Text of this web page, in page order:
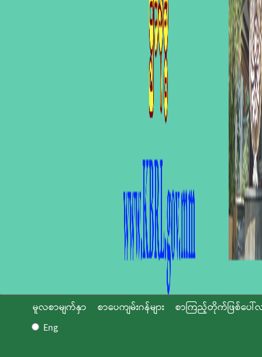
မူလစာမျက်နှာ စာပေကျမ်းဂန်များ
စာကြည့်တိုက်ဖြစ်ပေါ်
Eng